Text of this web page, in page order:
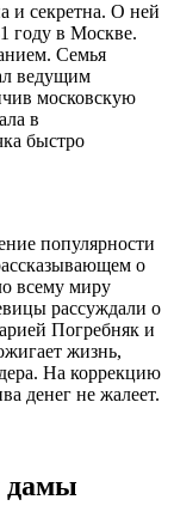
и секретна. О ней
году в Москве.
Семья
ведущим
московскую
в
быстро
популярности
о
всему миру
рассуждали о
Погребняк и
жизнь,
На коррекцию
денег не жалеет.
дамы